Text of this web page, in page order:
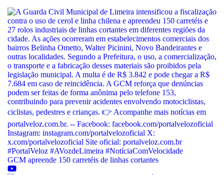
GCM apreende 150 carretéis de linhas cortantes